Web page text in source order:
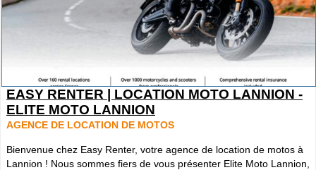
EASY RENTER | LOCATION MOTO LANNION -
ELITE MOTO LANNION
AGENCE DE LOCATION DE MOTOS
Bienvenue chez Easy Renter, votre agence de location de motos à
Lannion ! Nous sommes fiers de vous présenter Elite Moto Lannion,